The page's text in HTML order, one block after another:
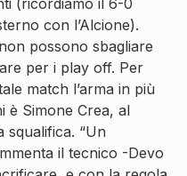
con l’Alcione).
possono sbagliare
per i play off. Per
match l’arma in più
è Simone Crea, al
“Un
il tecnico -Devo